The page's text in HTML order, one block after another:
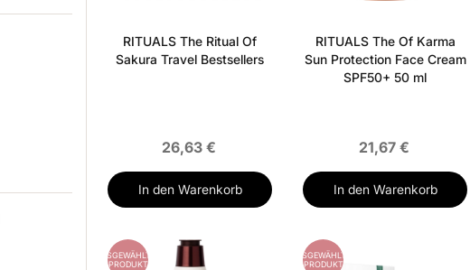
RITUALS The Ritual Of
Sakura Travel Bestsellers
26,63 €
In den Warenkorb
RITUALS The Of Karma
Sun Protection Face Cream
SPF50+ 50 ml
21,67 €
In den Warenkorb
AUSGEWÄHLTES
PRODUKT
AUSGEWÄHLTES
PRODUKT